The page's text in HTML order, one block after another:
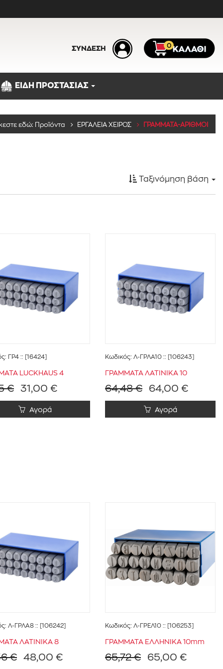
ΣΥΝΔΕΣΗ 0
Κατηγορίες
ΕΙΔΗ ΠΡΟΣΤΑΣΙΑΣ
εδώ: Προϊόντα ΕΡΓΑΛΕΙΑ ΧΕΙΡΟΣ ΓΡΑΜΜΑΤΑ-ΑΡΙΘΜΟΙ
Ταξινόμηση βάση
ΓΡ4 :: [16424]
LUCΚΗΑUS 4
€ 31,00 €
Αγορά
Κωδικός: Λ-ΓΡΛΑ10 :: [106243]
ΓΡΑΜΜΑΤΑ ΛΑΤΙΝΙΚΑ 10
64,48 € 64,00 €
Αγορά
Λ-ΓΡΛΑ8 :: [106242]
ΛΑΤΙΝΙΚΑ 8
€ 48,00 €
Κωδικός: Λ-ΓΡΕΛ10 :: [106253]
ΓΡΑΜΜΑΤΑ ΕΛΛΗΝΙΚΑ 10mm
65,72 € 65,00 €